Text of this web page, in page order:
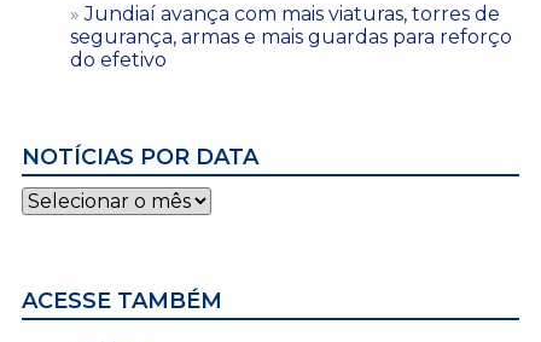
Jundiaí avança com mais viaturas, torres de
segurança, armas e mais guardas para reforço
do efetivo
NOTÍCIAS POR DATA
Notícias
por
ACESSE TAMBÉM